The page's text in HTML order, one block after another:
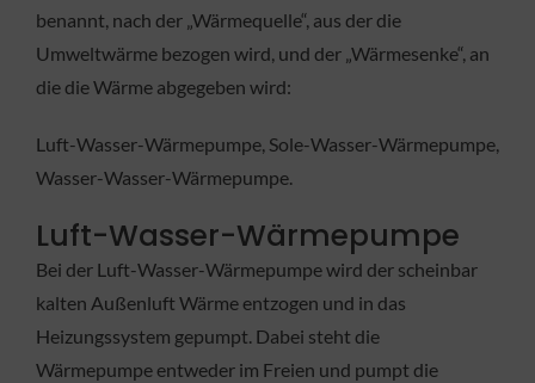
benannt, nach der „Wärmequelle“, aus der die
Umweltwärme bezogen wird, und der „Wärmesenke“, an
die die Wärme abgegeben wird:
Luft-Wasser-Wärmepumpe, Sole-Wasser-Wärmepumpe,
Wasser-Wasser-Wärmepumpe.
Luft-Wasser-Wärmepumpe
Bei der Luft-Wasser-Wärmepumpe wird der scheinbar
kalten Außenluft Wärme entzogen und in das
Heizungssystem gepumpt. Dabei steht die
Wärmepumpe entweder im Freien und pumpt die